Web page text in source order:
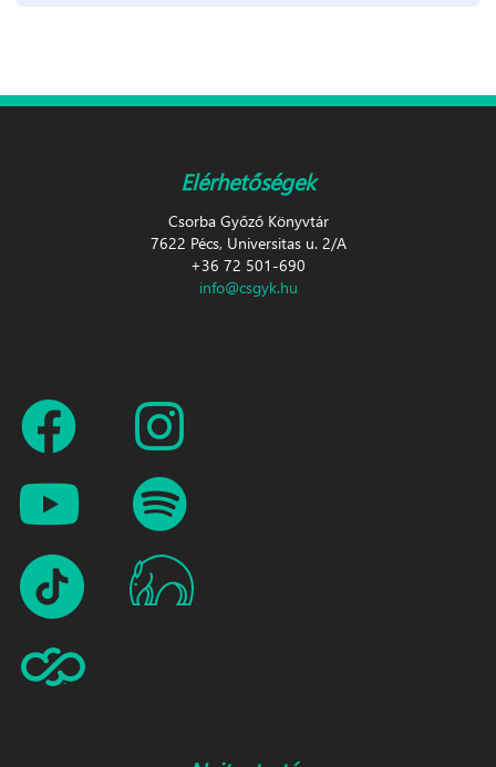
Elérhetőségek
Csorba Győző Könyvtár
7622 Pécs, Universitas u. 2/A
+36 72 501-690
info@csgyk.hu